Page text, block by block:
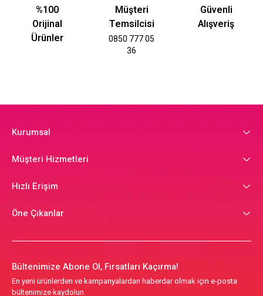
%100
Orijinal
Ürünler
Müşteri
Temsilcisi
0850 777 05
36
Güvenli
Alışveriş
Kurumsal
Müşteri Hizmetleri
Hızlı Erişim
Öne Çıkanlar
Bültenimize Abone Ol, Fırsatları Kaçırma!
En yeni ürünlerden ve kampanyalardan haberdar olmak için e-posta
bültenimize kaydolun.